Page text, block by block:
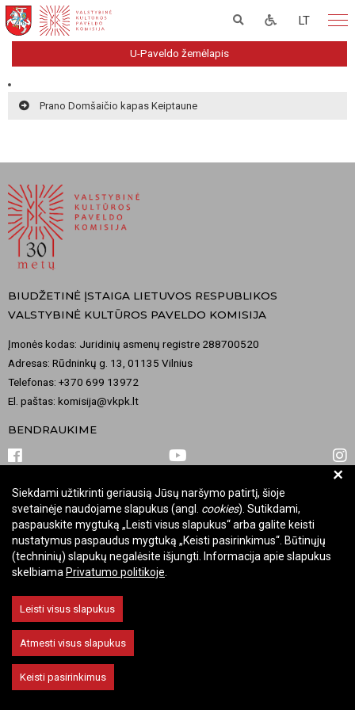
LT
U-Paveldo žemėlapis
Prano Domšaičio kapas Keiptaune
BIUDŽETINĖ ĮSTAIGA LIETUVOS RESPUBLIKOS
VALSTYBINĖ KULTŪROS PAVELDO KOMISIJA
Įmonės kodas: Juridinių asmenų registre 288700520
Adresas: Rūdninkų g. 13, 01135 Vilnius
Telefonas: +370 699 13972
El. paštas: komisija@vkpk.lt
BENDRAUKIME
© 2026 Valstybinė kultūros paveldo komisija. Visos teisės saugomos.
Keisti slapukų nustatymus
+
Siekdami užtikrinti geriausią Jūsų naršymo patirtį, šioje
svetainėje naudojame slapukus (angl. cookies). Sutikdami,
paspauskite mygtuką „Leisti visus slapukus“ arba galite keisti
nustatymus paspaudus mygtuką „Keisti pasirinkimus“. Būtinųjų
(techninių) slapukų negalėsite išjungti. Informacija apie slapukus
skelbiama Privatumo politikoje
Leisti visus slapukus
Atmesti visus slapukus
Keisti pasirinkimus